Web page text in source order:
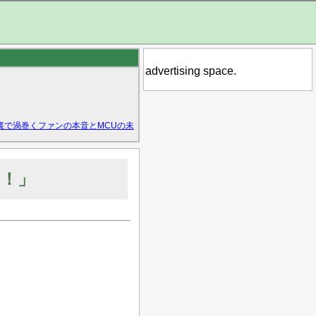
で渦巻くファンの本音とMCUの未
」
advertising space.